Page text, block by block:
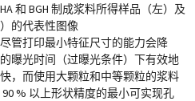
和 BGH 制成浆料所得样品（左）及
的代表性图像
管打印最小特征尺寸的能力会降
曝光时间（过曝光条件）下有效地
，而使用大颗粒和中等颗粒的浆料
% 以上形状精度的最小可实现孔